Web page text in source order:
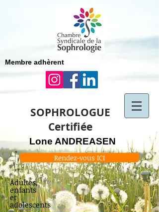
Membre adhèrent
SOPHROLOGUE
Certifiée
Lone ANDREASEN
Rendez-vous ICI
Adultes,
enfants
et
adolescents